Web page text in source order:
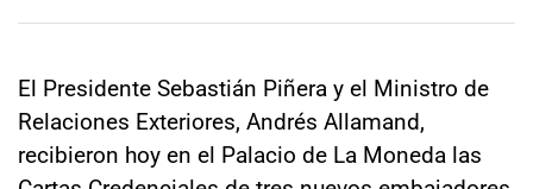
El Presidente Sebastián Piñera y el Ministro de
Relaciones Exteriores, Andrés Allamand,
recibieron hoy en el Palacio de La Moneda las